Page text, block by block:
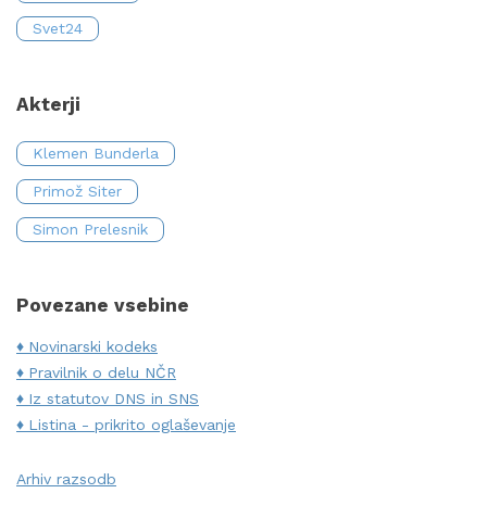
Svet24
Akterji
Klemen Bunderla
Primož Siter
Simon Prelesnik
Povezane vsebine
Novinarski kodeks
Pravilnik o delu NČR
Iz statutov DNS in SNS
Listina - prikrito oglaševanje
Arhiv razsodb